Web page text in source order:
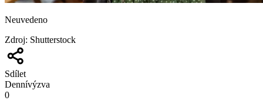
Neuvedeno
Zdroj: Shutterstock
Sdílet
Dennívýzva
0